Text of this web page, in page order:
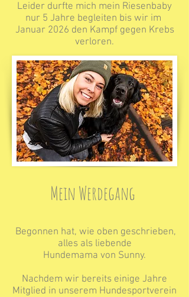
Leider durfte mich mein Riesenbaby
nur 5 Jahre begleiten bis wir im
Januar 2026 den Kampf gegen Krebs
verloren.
Mein Werdegang
Begonnen hat, wie oben geschrieben,
alles als liebende
Hundemama von Sunny.
Nachdem wir bereits einige Jahre
Mitglied in unserem Hundesportverein